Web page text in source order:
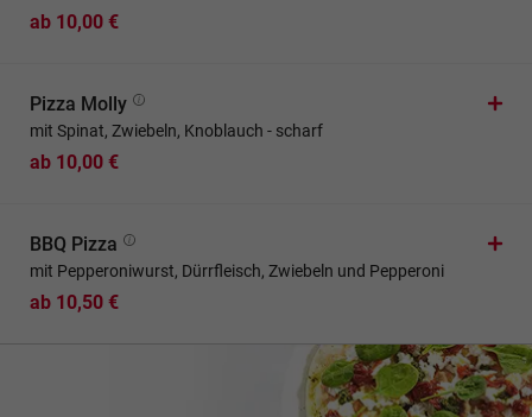
ab 10,00 €
Pizza Molly
mit Spinat, Zwiebeln, Knoblauch - scharf
ab 10,00 €
BBQ Pizza
mit Pepperoniwurst, Dürrfleisch, Zwiebeln und Pepperoni
ab 10,50 €